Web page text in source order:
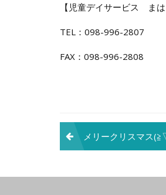
【児童デイサービス まは
TEL：098-996-2807
FAX：098-996-2808
投
稿
ナ
メリークリスマス